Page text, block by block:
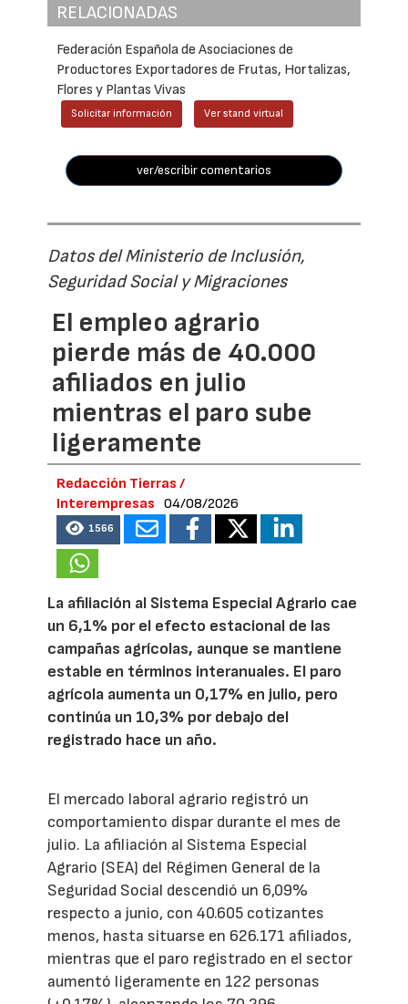
RELACIONADAS
Federación Española de Asociaciones de
Productores Exportadores de Frutas, Hortalizas,
Flores y Plantas Vivas
Solicitar información Ver stand virtual
ver/escribir comentarios
Datos del Ministerio de Inclusión,
Seguridad Social y Migraciones
El empleo agrario
pierde más de 40.000
afiliados en julio
mientras el paro sube
ligeramente
Redacción Tierras /
Interempresas
04/08/2026
1566
La afiliación al Sistema Especial Agrario cae
un 6,1% por el efecto estacional de las
campañas agrícolas, aunque se mantiene
estable en términos interanuales. El paro
agrícola aumenta un 0,17% en julio, pero
continúa un 10,3% por debajo del
registrado hace un año.
El mercado laboral agrario registró un
comportamiento dispar durante el mes de
julio. La afiliación al Sistema Especial
Agrario (SEA) del Régimen General de la
Seguridad Social descendió un 6,09%
respecto a junio, con 40.605 cotizantes
menos, hasta situarse en 626.171 afiliados,
mientras que el paro registrado en el sector
aumentó ligeramente en 122 personas